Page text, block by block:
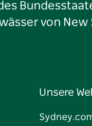
von New
Unsere